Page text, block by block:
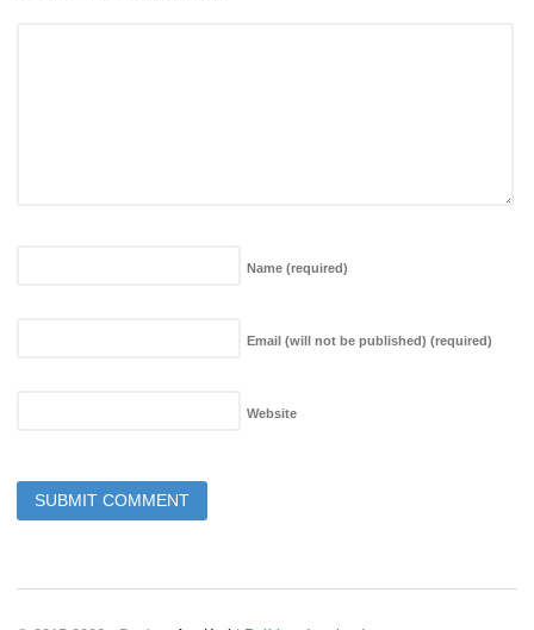
Name (required)
Email (will not be published) (required)
Website